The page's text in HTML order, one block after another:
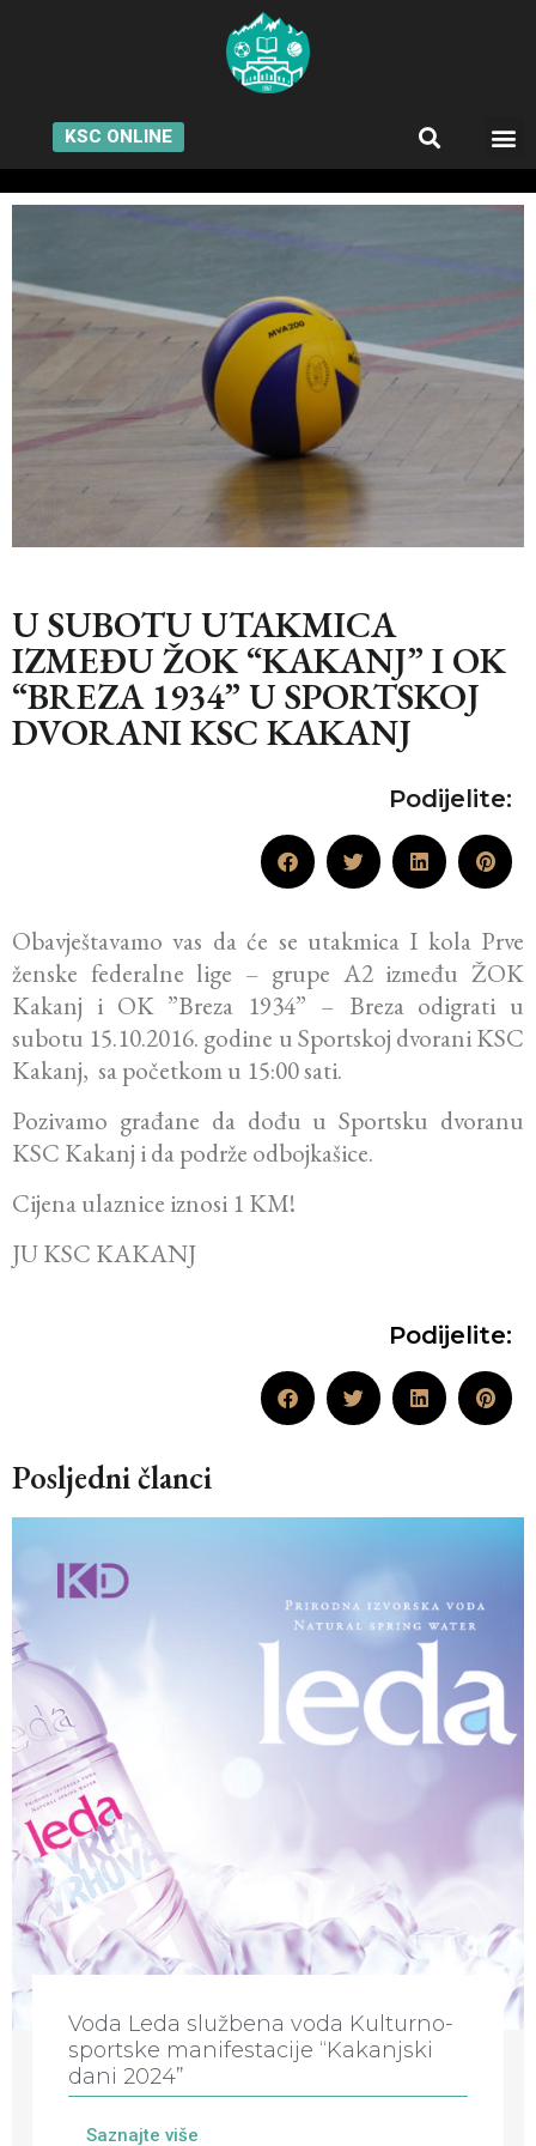
KSC ONLINE
U SUBOTU UTAKMICA
IZMEĐU ŽOK “KAKANJ” I OK
“BREZA 1934” U SPORTSKOJ
DVORANI KSC KAKANJ
Podijelite:
Obavještavamo vas da će se utakmica I kola Prve
ženske federalne lige – grupe A2 između ŽOK
Kakanj i OK ”Breza 1934” – Breza odigrati u
subotu 15.10.2016. godine u Sportskoj dvorani KSC
Kakanj, sa početkom u 15:00 sati.
Pozivamo građane da dođu u Sportsku dvoranu
KSC Kakanj i da podrže odbojkašice.
Cijena ulaznice iznosi 1 KM!
JU KSC KAKANJ
Podijelite:
Posljedni članci
Voda Leda službena voda Kulturno-
sportske manifestacije “Kakanjski
dani 2024”
Saznajte više